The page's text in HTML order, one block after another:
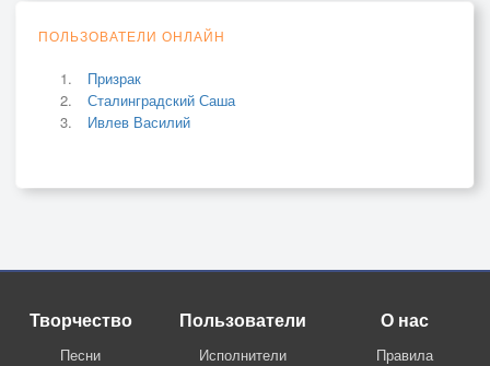
ПОЛЬЗОВАТЕЛИ ОНЛАЙН
Призрак
Сталинградский Саша
Ивлев Василий
Творчество
Песни
Пользователи
Исполнители
О нас
Правила